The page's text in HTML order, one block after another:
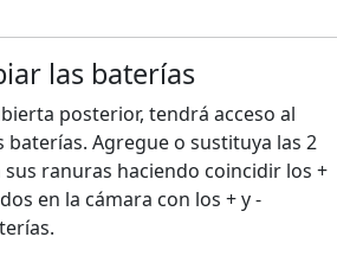
las baterías
posterior, tendrá acceso al
Agregue o sustituya las 2
ranuras haciendo coincidir los +
en la cámara con los + y -